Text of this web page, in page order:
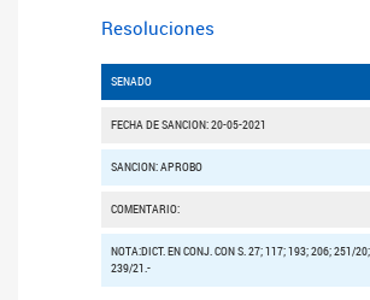
Resoluciones
SENADO
FECHA DE SANCION: 20-05-2021
SANCION: APROBO
COMENTARIO:
NOTA:DICT. EN CONJ. CON S. 27; 117; 193; 206; 251/
239/21.-